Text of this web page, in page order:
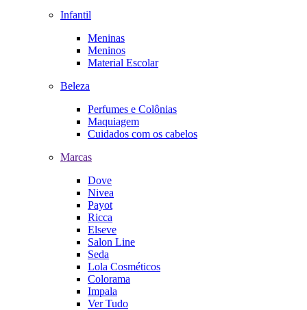
Infantil
Meninas
Meninos
Material Escolar
Beleza
Perfumes e Colônias
Maquiagem
Cuidados com os cabelos
Marcas
Dove
Nivea
Payot
Ricca
Elseve
Salon Line
Seda
Lola Cosméticos
Colorama
Impala
Ver Tudo